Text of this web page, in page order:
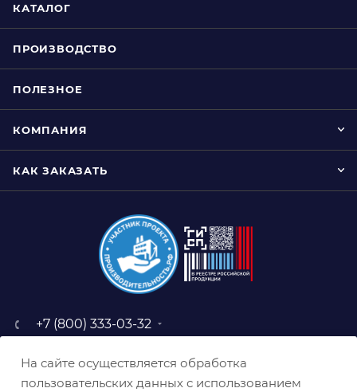
КАТАЛОГ
ПРОИЗВОДСТВО
ПОЛЕЗНОЕ
КОМПАНИЯ
КАК ЗАКАЗАТЬ
+7 (800) 333-03-32
baz@belabraziv.ru
На сайте осуществляется обработка
пользовательских данных с использованием